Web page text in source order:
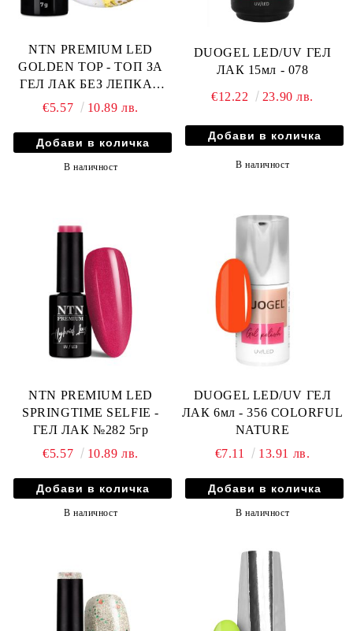
NTN PREMIUM LED
GOLDEN TOP - ТОП ЗА
ГЕЛ ЛАК БЕЗ ЛЕПКАВ
СЛОЙ - 7гр
€5.57 10.89 лв.
В наличност
DUOGEL LED/UV ГЕЛ
ЛАК 15мл - 078
€12.22 23.90 лв.
В наличност
NTN PREMIUM LED
SPRINGTIME SELFIE -
ГЕЛ ЛАК №282 5гр
€5.57
10.89 лв.
В наличност
DUOGEL LED/UV ГЕЛ
ЛАК 6мл - 356 COLORFUL
NATURE
€7.11
13.91 лв.
В наличност